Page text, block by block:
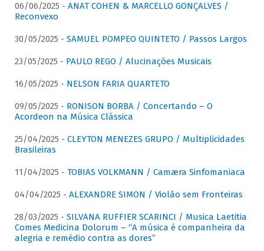
06/06/2025 - ANAT COHEN & MARCELLO GONÇALVES /
Reconvexo
30/05/2025 - SAMUEL POMPEO QUINTETO / Passos Largos
23/05/2025 - PAULO REGO / Alucinações Musicais
16/05/2025 - NELSON FARIA QUARTETO
09/05/2025 - RONISON BORBA / Concertando – O
Acordeon na Música Clássica
25/04/2025 - CLEYTON MENEZES GRUPO / Multiplicidades
Brasileiras
11/04/2025 - TOBIAS VOLKMANN / Camæra Sinfomaniaca
04/04/2025 - ALEXANDRE SIMON / Violão sem Fronteiras
28/03/2025 - SILVANA RUFFIER SCARINCI / Musica Laetitia
Comes Medicina Dolorum – “A música é companheira da
alegria e remédio contra as dores”